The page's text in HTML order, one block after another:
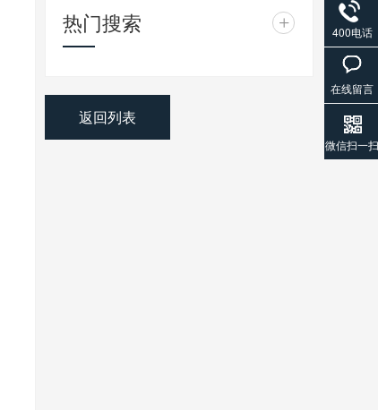
热门搜索 +
返回列表
400电话
在线留言
微信扫一扫